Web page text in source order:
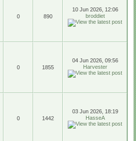
0 890
10 Jun 2026, 12:06
broddiet
0 1855
04 Jun 2026, 09:56
Harvester
0 1442
03 Jun 2026, 18:19
HasseA